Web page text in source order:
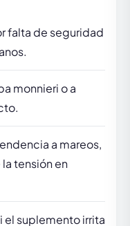
falta de seguridad
monnieri o a
a mareos,
tensión en
el suplemento irrita